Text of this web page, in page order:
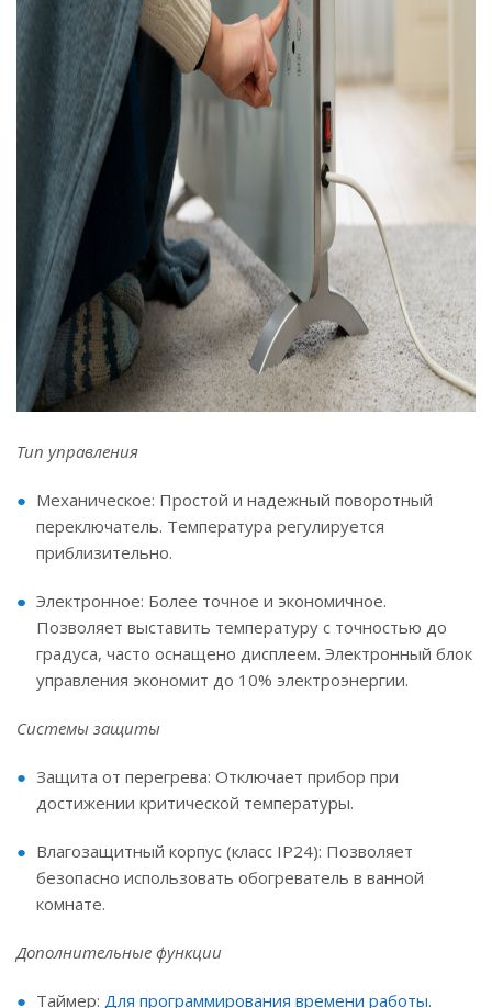
Тип управления
Механическое: Простой и надежный поворотный
переключатель. Температура регулируется
приблизительно.
Электронное: Более точное и экономичное.
Позволяет выставить температуру с точностью до
градуса, часто оснащено дисплеем. Электронный блок
управления экономит до 10% электроэнергии.
Системы защиты
Защита от перегрева: Отключает прибор при
достижении критической температуры.
Влагозащитный корпус (класс IP24): Позволяет
безопасно использовать обогреватель в ванной
комнате.
Дополнительные функции
Таймер: Для программирования времени работы.